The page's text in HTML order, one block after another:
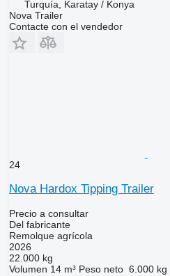
Turquía, Karatay / Konya
Nova Trailer
Contacte con el vendedor
24
Nova Hardox Tipping Trailer
Precio a consultar
Del fabricante
Remolque agrícola
2026
22.000 kg
Volumen 14 m³ Peso neto 6.000 kg